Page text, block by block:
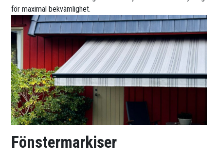
för maximal bekvämlighet.
Fönstermarkiser